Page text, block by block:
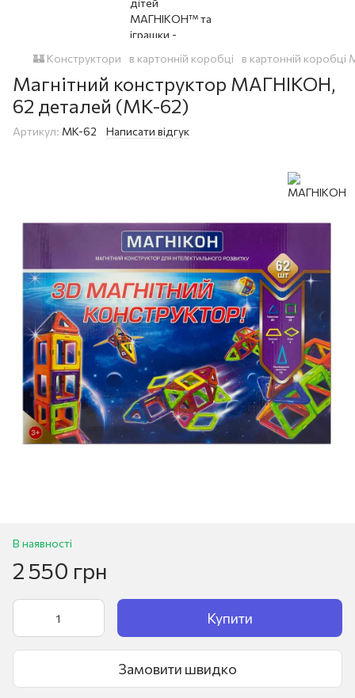
🏰 Конструктори в картонній коробці в картонній
Магнітний конструктор МАГНІКОН,
62 деталей (MK-62)
Артикул: MK-62 Написати відгук
В наявності
2 550 грн
Купити
Замовити швидко